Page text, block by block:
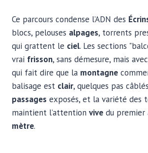
Ce parcours condense l’ADN des
blocs, pelouses alpages, torrents
qui grattent le ciel. Les sections
vrai frisson, sans démesure, mais
qui fait dire que la montagne
balisage est clair, quelques pas
passages exposés, et la variété des
maintient l’attention vive du premier
mètre.